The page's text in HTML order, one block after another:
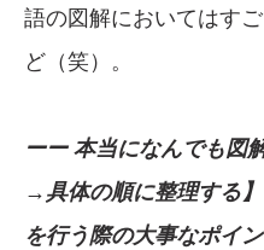
語の図解においてはす
ど（笑）。
ーー 本当になんでも図
→具体の順に整理する
を行う際の大事なポイ